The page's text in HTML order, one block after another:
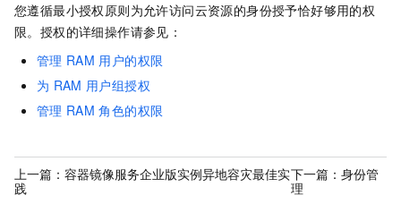
您遵循最小授权原则为允许访问云资源的身份授予恰好够用的权
限。授权的详细操作请参见：
管理 RAM 用户的权限
为 RAM 用户组授权
管理 RAM 角色的权限
上一篇： 容器镜像服务企业版实例异地容灾最佳实
践
下一篇： 身份管
理